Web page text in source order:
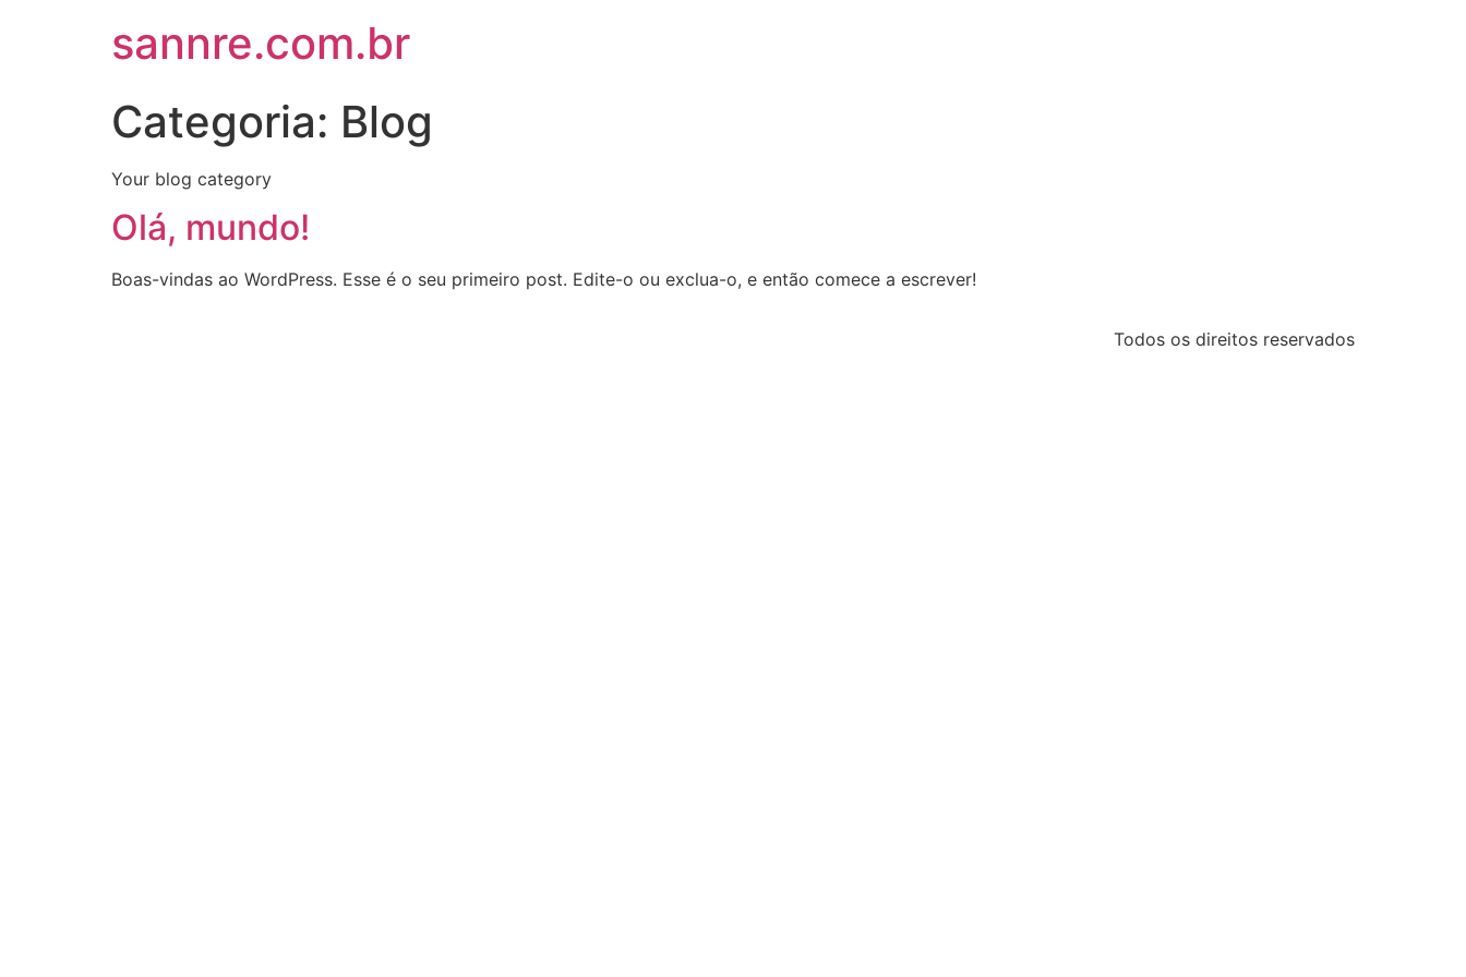
sannre.com.br
Categoria: Blog
Your blog category
Olá, mundo!
Boas-vindas ao WordPress. Esse é o seu primeiro post. Edite-o ou exclua-o, e então comece a escrever!
Todos os direitos reservados